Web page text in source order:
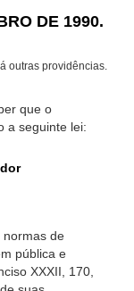
DE 1990.
outras providências.
que o
a seguinte lei:
normas de
pública e
XXXII, 170,